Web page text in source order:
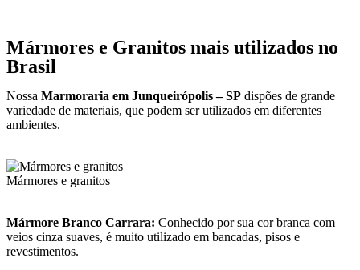
Mármores e Granitos mais utilizados no
Brasil
Nossa Marmoraria em Junqueirópolis – SP dispões de grande
variedade de materiais, que podem ser utilizados em diferentes
ambientes.
Mármores e granitos
Mármore Branco Carrara: Conhecido por sua cor branca com
veios cinza suaves, é muito utilizado em bancadas, pisos e
revestimentos.